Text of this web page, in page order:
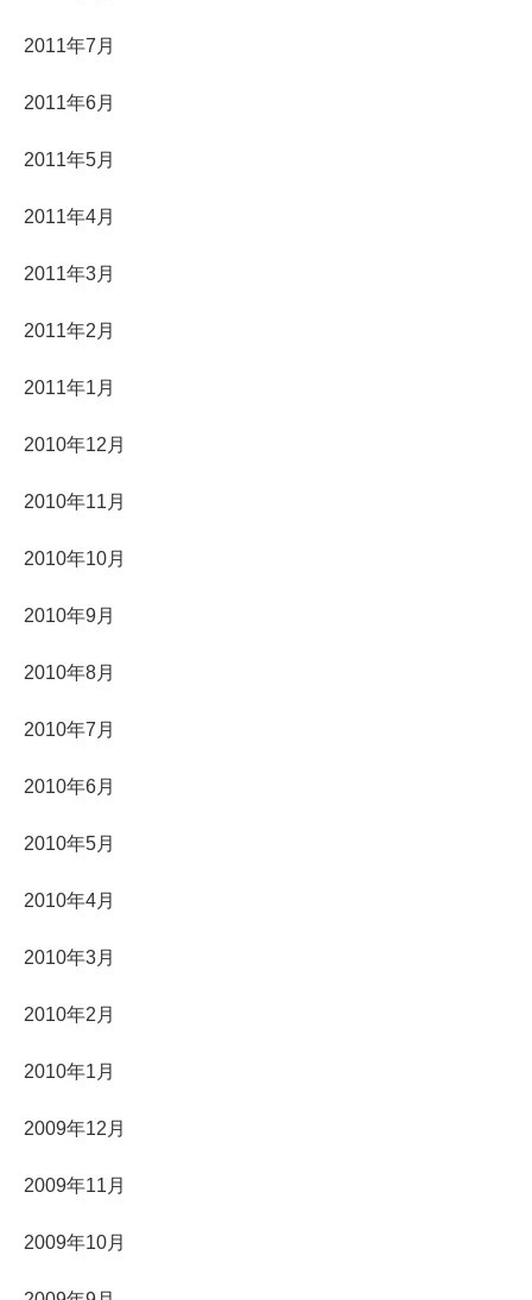
2011年7月
2011年6月
2011年5月
2011年4月
2011年3月
2011年2月
2011年1月
2010年12月
2010年11月
2010年10月
2010年9月
2010年8月
2010年7月
2010年6月
2010年5月
2010年4月
2010年3月
2010年2月
2010年1月
2009年12月
2009年11月
2009年10月